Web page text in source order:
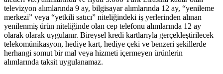
televizyon alımlarında 9 ay, bilgisayar alımlarında 12 ay, “yenileme
merkezi” veya “yetkili satıcı” niteliğindeki iş yerlerinden alınan
yenilenmiş ürün niteliğinde olan cep telefonu alımlarında 12 ay
olarak olarak uygulanır. Bireysel kredi kartlarıyla gerçekleştirilecek
telekomünikasyon, hediye kart, hediye çeki ve benzeri şekillerde
herhangi somut bir mal veya hizmeti içermeyen ürünlerin
alımlarında taksit uygulanamaz.